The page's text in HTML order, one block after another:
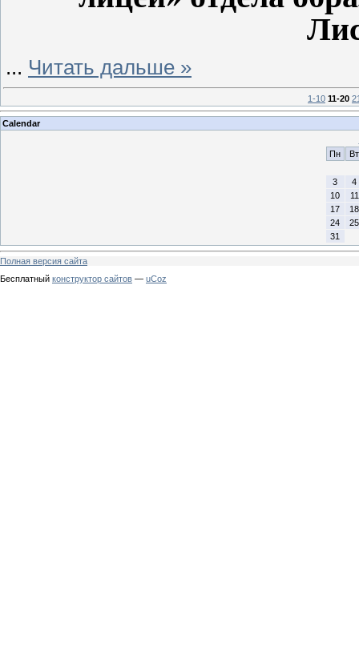
... Читать дальше »
1-10 11-20
Calendar
Пн
Вт
3
4
10
11
17
18
24
25
31
Полная версия сайта
Бесплатный конструктор сайтов — uCoz